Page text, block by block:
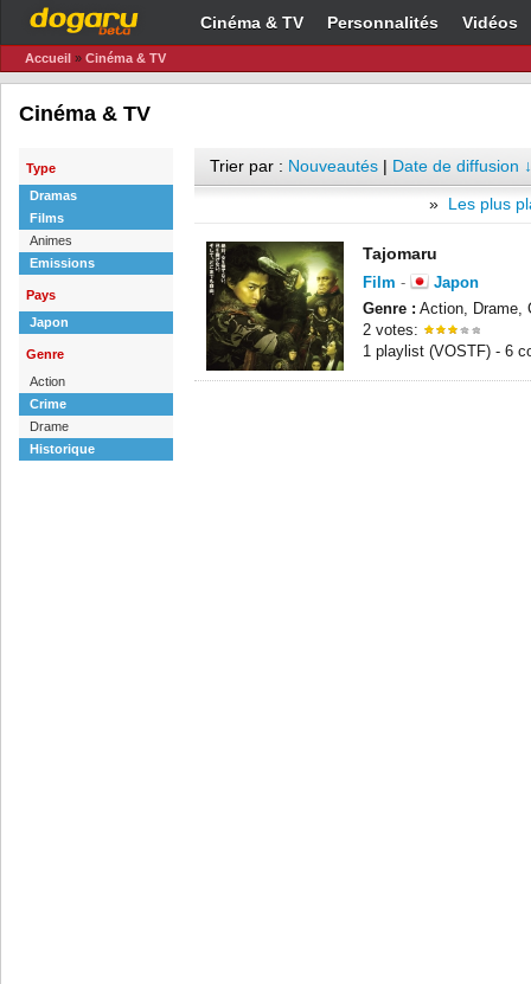
Cinéma & TV Personnalités Vidéos
Accueil » Cinéma & TV
Cinéma & TV
Type
Dramas
Films
Animes
Emissions
Pays
Japon
Genre
Action
Crime
Drame
Historique
Trier par : Nouveautés | Date de diffusion ↓
» Les plus
Tajomaru
Film -
Japon
Genre : Action, Drame,
2 votes:
1 playlist (VOSTF) - 6